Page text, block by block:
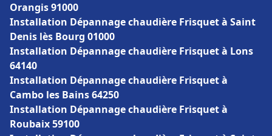
Orangis 91000
Installation Dépannage chaudière Frisquet à Saint
Denis lès Bourg 01000
Installation Dépannage chaudière Frisquet à Lons
64140
Installation Dépannage chaudière Frisquet à
Cambo les Bains 64250
Installation Dépannage chaudière Frisquet à
Roubaix 59100